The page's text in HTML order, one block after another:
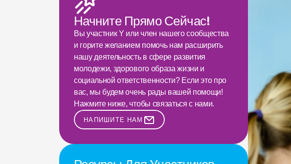
Начните Прямо Сейчас!
Вы участник Y или член нашего сообщества
и горите желанием помочь нам расширить
нашу деятельность в сфере развития
молодежи, здорового образа жизни и
социальной ответственности? Если это про
вас, мы будем очень рады вашей помощи!
Нажмите ниже, чтобы связаться с нами.
НАПИШИТЕ НАМ